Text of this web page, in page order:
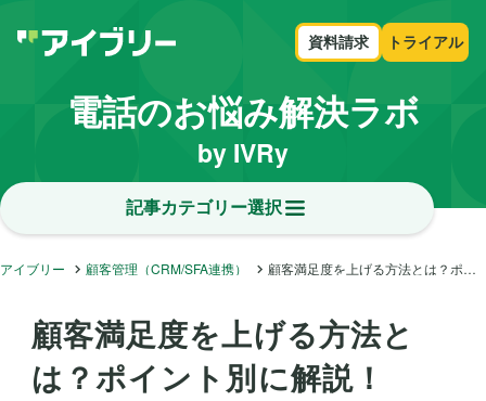
資料請求 トライアル
電話のお悩み解決ラボ
by IVRy
記事カテゴリー選択
アイブリー 顧客管理（CRM/SFA連携） 顧客満足度を上げる方法とは？ポイント別に解説！
顧客満足度を上げる方法と
は？ポイント別に解説！